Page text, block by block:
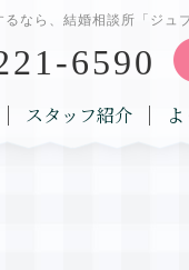
るなら、結婚相談所「ジュ
6590
スタッフ紹介